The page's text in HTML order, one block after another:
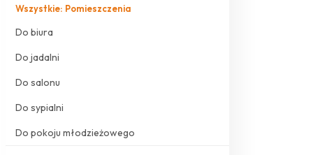
Wszystkie: Pomieszczenia
Do biura
Do jadalni
Do salonu
Do sypialni
Do pokoju młodzieżowego